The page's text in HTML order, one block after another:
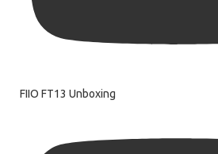
FIIO FT13 Unboxing